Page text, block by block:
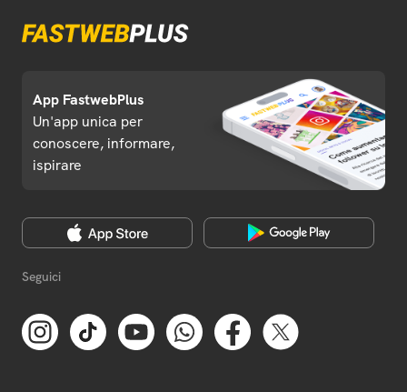
App FastwebPlus
Un'app unica per
conoscere, informare,
ispirare
Seguici